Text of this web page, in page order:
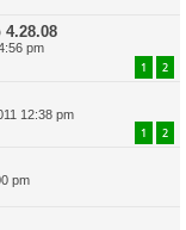
pm
1 2
12:38 pm
1 2
pm